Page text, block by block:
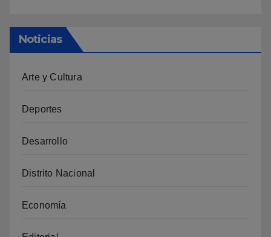
Noticias
Arte y Cultura
Deportes
Desarrollo
Distrito Nacional
Economía